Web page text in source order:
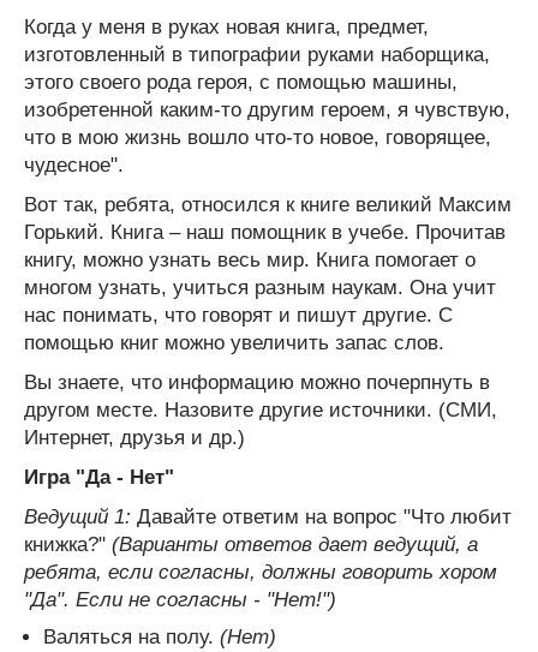
Когда у меня в руках новая книга, предмет,
изготовленный в типографии руками наборщика,
этого своего рода героя, с помощью машины,
изобретенной каким-то другим героем, я чувствую,
что в мою жизнь вошло что-то новое, говорящее,
чудесное".
Вот так, ребята, относился к книге великий Максим
Горький. Книга – наш помощник в учебе. Прочитав
книгу, можно узнать весь мир. Книга помогает о
многом узнать, учиться разным наукам. Она учит
нас понимать, что говорят и пишут другие. С
помощью книг можно увеличить запас слов.
Вы знаете, что информацию можно почерпнуть в
другом месте. Назовите другие источники. (СМИ,
Интернет, друзья и др.)
Игра "Да - Нет"
Ведущий 1: Давайте ответим на вопрос "Что любит
книжка?" (Варианты ответов дает ведущий, а
ребята, если согласны, должны говорить хором
"Да". Если не согласны - "Нет!")
Валяться на полу. (Нет)